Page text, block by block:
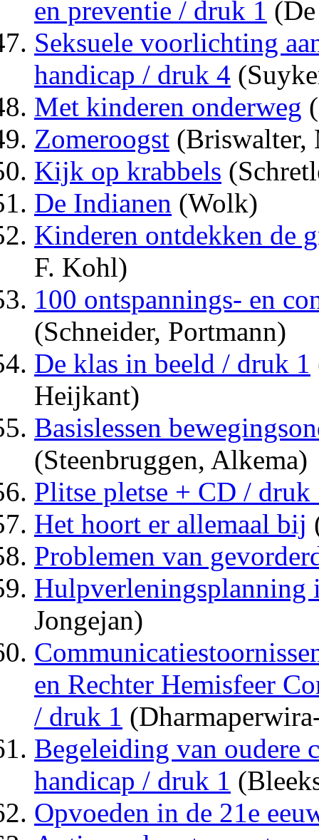
en preventie / druk 1
Seksuele voorlichting
handicap / druk 4
Met kinderen onderweg
Zomeroogst (Briswalter,
Kijk op krabbels
De Indianen (Wolk)
Kinderen ontdekken de
F. Kohl)
100 ontspannings- en
(Schneider, Portmann)
De klas in beeld / druk 1
Heijkant)
Basislessen
(Steenbruggen, Alkema)
Plitse pletse + CD / druk
Het hoort er allemaal bij
Problemen van
Jongejan)
en Rechter Hemisfeer
/ druk 1
Begeleiding van oudere
handicap / druk 1
Opvoeden in de 21e